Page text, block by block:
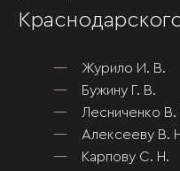
Журило И. В.
Бужину Г. В.
Лесниченко В.
Алексееву В.
Карпову С. Н.